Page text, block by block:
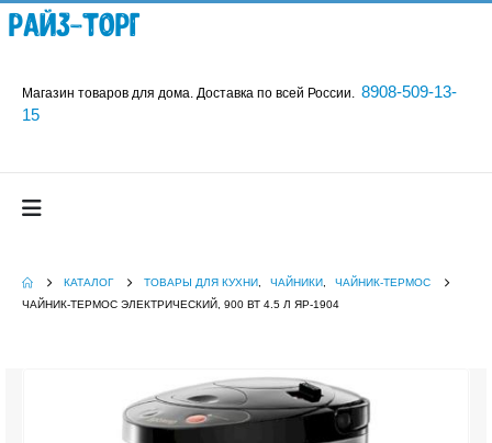
Райз-Торг
Магазин товаров для дома. Доставка по всей России. 8908-509-13-
15
КАТАЛОГ ТОВАРЫ ДЛЯ КУХНИ, ЧАЙНИКИ,
ЧАЙНИК-ТЕРМОС
ЧАЙНИК-ТЕРМОС ЭЛЕКТРИЧЕСКИЙ, 900 ВТ 4.5 Л ЯР-1904